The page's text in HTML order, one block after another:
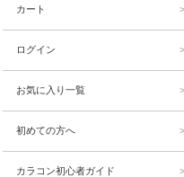
カート
ログイン
お気に入り一覧
初めての方へ
カラコン初心者ガイド